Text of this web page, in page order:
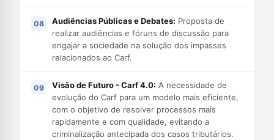
Audiências Públicas e Debates: Proposta de
realizar audiências e fóruns de discussão para
engajar a sociedade na solução dos impasses
relacionados ao Carf.
Visão de Futuro - Carf 4.0: A necessidade de
evolução do Carf para um modelo mais eficiente,
com o objetivo de resolver processos mais
rapidamente e com qualidade, evitando a
criminalização antecipada dos casos tributários.